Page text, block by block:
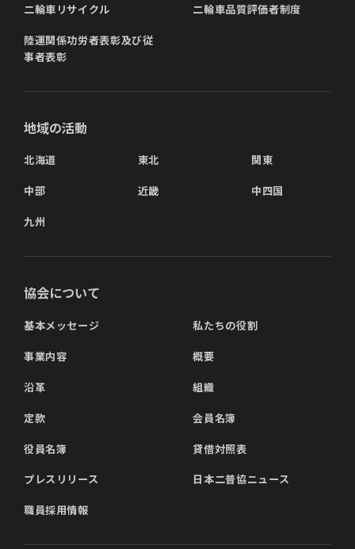
二輪車リサイクル 二輪車品質評価者制度
陸運関係功労者表彰及び従
事者表彰
地域の活動
北海道 東北 関東
中部 近畿 中四国
九州
協会について
基本メッセージ 私たちの役割
事業内容 概要
沿革 組織
定款 会員名簿
役員名簿 貸借対照表
プレスリリース 日本二普協ニュース
職員採用情報